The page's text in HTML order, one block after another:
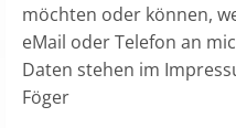
möchten oder können,
eMail oder Telefon an
Daten stehen im
Föger